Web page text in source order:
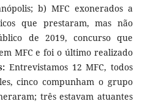
b) MFC exonerados a
que prestaram, mas não
de 2019, concurso que
MFC e foi o último realizado
Entrevistamos 12 MFC, todos
cinco compunham o grupo
três estavam atuantes